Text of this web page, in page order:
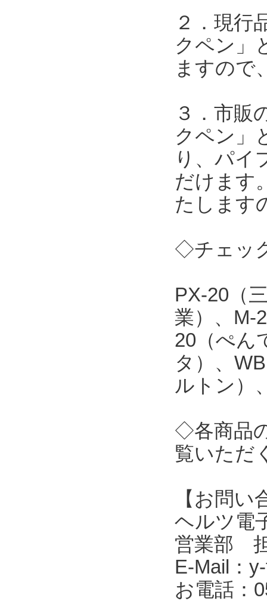
２．現行
クペン」
ますので
３．市販
クペン」
り、パイ
だけます
たします
◇チェッ
PX-20（
業）、M-
20（ぺん
タ）、
ルトン）
◇各商品
覧いただ
【お問い
ヘルツ電
営業部
E-Mail：
お電話：